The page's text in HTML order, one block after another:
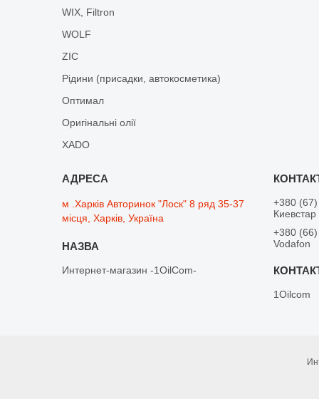
WIX, Filtron
WOLF
ZIC
Рідини (присадки, автокосметика)
Оптимал
Оригінальні олії
XADO
м .Харків Авторинок "Лоск" 8 ряд 35-37
місця, Харків, Україна
Интернет-магазин -1OilCom-
+380
Киевстар
+380
Vodafon
1Oilcom